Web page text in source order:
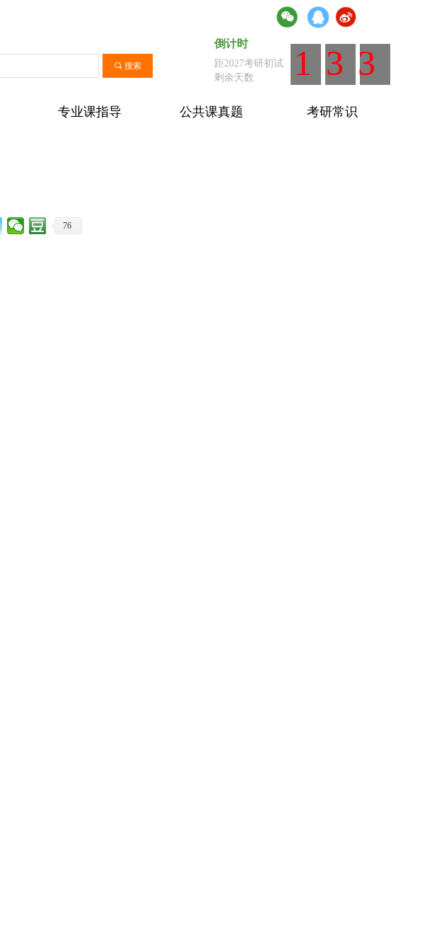
끠 搜索
倒计时：距离全国统考剩余天数
倒计时
距2027考研初试
剩余天数
133
专业课指导 公共课真题 考研常识
76